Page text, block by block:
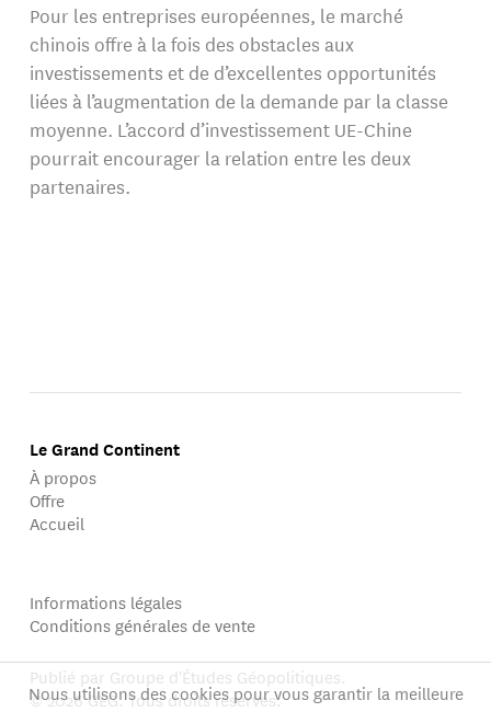
Pour les entreprises européennes, le marché
chinois offre à la fois des obstacles aux
investissements et de d’excellentes opportunités
liées à l’augmentation de la demande par la classe
moyenne. L’accord d’investissement UE-Chine
pourrait encourager la relation entre les deux
partenaires.
Le Grand Continent
À propos
Offre
Accueil
Informations légales
Conditions générales de vente
Publié par Groupe d'Études Géopolitiques.
© 2026 GEG. Tous droits réservés.
Nous utilisons des cookies pour vous garantir la meilleure